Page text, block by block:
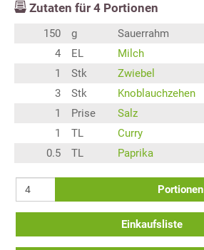
Zutaten für 4 Portionen
150 g
Sauerrahm
4
EL
Milch
1
Stk
Zwiebel
3
Stk
Knoblauchzehen
1
Prise
Salz
1
TL
Curry
0.5
TL Paprika
Portionen
Einkaufsliste